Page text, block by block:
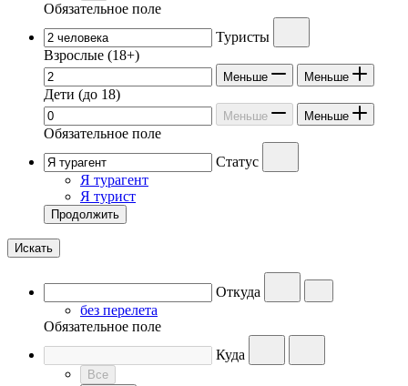
Обязательное поле
Туристы
Взрослые (18+)
Меньше Меньше
Дети (до 18)
Меньше Меньше
Обязательное поле
Статус
Я турагент
Я турист
Продолжить
Искать
Откуда
без перелета
Обязательное поле
Куда
Все